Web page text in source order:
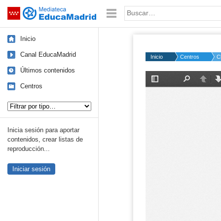
Saltar navegación Palabra o frase:
Inicio
Canal EducaMadrid
Últimos contenidos
Centros
Inicia sesión para aportar
contenidos, crear listas de
reproducción...
Iniciar sesión
Inicio Centros